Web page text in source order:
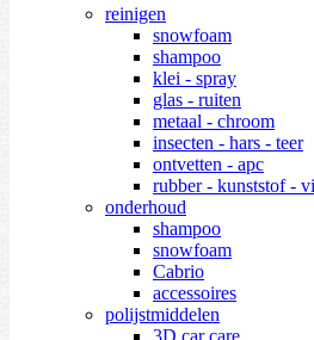
reinigen
snowfoam
shampoo
klei - spray
glas - ruiten
metaal - chroom
insecten - hars - teer
ontvetten - apc
rubber - kunststof -
onderhoud
shampoo
snowfoam
Cabrio
accessoires
polijstmiddelen
3D car care